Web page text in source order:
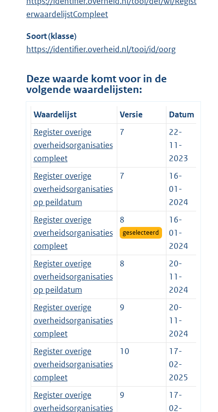
erwaardelijstCompleet
Soort (klasse)
https://identifier.overheid.nl/tooi/id/oorg
Deze waarde komt voor in de
volgende waardelijsten:
Waardelijst Versie
Datum
Register overige
overheidsorganisaties
compleet
7
22-
11-
2023
Register overige
overheidsorganisaties
op peildatum
7
16-
01-
2024
Register overige
overheidsorganisaties
compleet
8
geselecteerd
16-
01-
2024
Register overige
overheidsorganisaties
op peildatum
8
20-
11-
2024
Register overige
overheidsorganisaties
compleet
9
20-
11-
2024
Register overige
overheidsorganisaties
compleet
10
17-
02-
2025
Register overige
overheidsorganisaties
9
17-
02-